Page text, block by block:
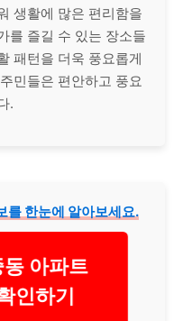
생활에 많은 편리함을
를 즐길 수 있는 장소들
패턴을 더욱 풍요롭게
민들은 편안하고 풍요
.
를 한눈에 알아보세요.
아파트
인하기